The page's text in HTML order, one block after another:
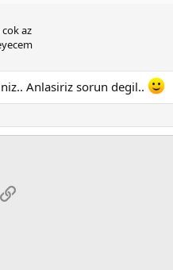
az
Anlasiriz sorun degil..
Link